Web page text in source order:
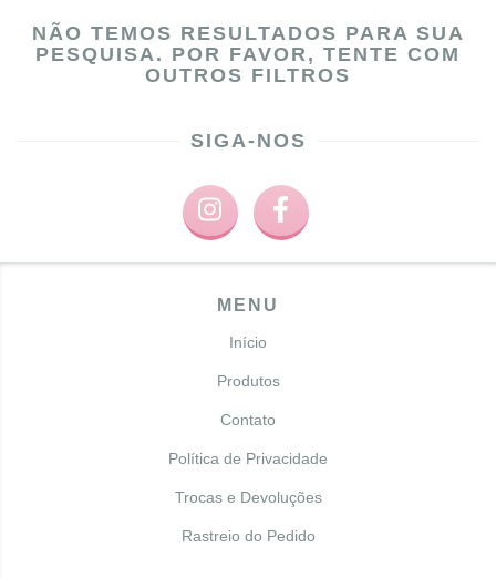
NÃO TEMOS RESULTADOS PARA SUA
PESQUISA. POR FAVOR, TENTE COM
OUTROS FILTROS
SIGA-NOS
MENU
Início
Produtos
Contato
Política de Privacidade
Trocas e Devoluções
Rastreio do Pedido